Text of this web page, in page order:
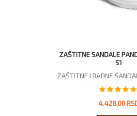
ZAŠTITNE SANDALE
S1
ZAŠTITNE I RADNE
4.428,00